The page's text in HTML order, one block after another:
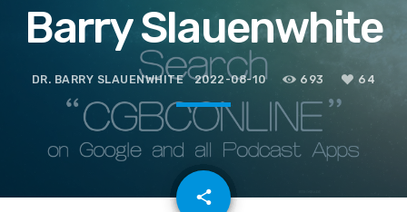
Barry Slauenwhite
DR. BARRY SLAUENWHITE 2022-08-10 693 64
share
email